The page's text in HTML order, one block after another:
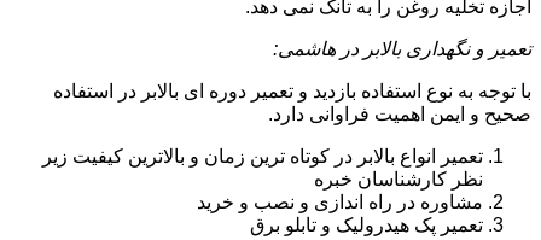
اجازه تخلیه روغن را به تانک نمی دهد.
تعمیر و نگهداری بالابر در هاشمی:
با توجه به نوع استفاده بازدید و تعمیر دوره ای بالابر در استفاده
صحیح و ایمن اهمیت فراوانی دارد.
تعمیر انواع بالابر در کوتاه ترین زمان و بالاترین کیفیت زیر
نظر کارشناسان خبره
مشاوره در راه اندازی و نصب و خرید
تعمیر پک هیدرولیک و تابلو برق